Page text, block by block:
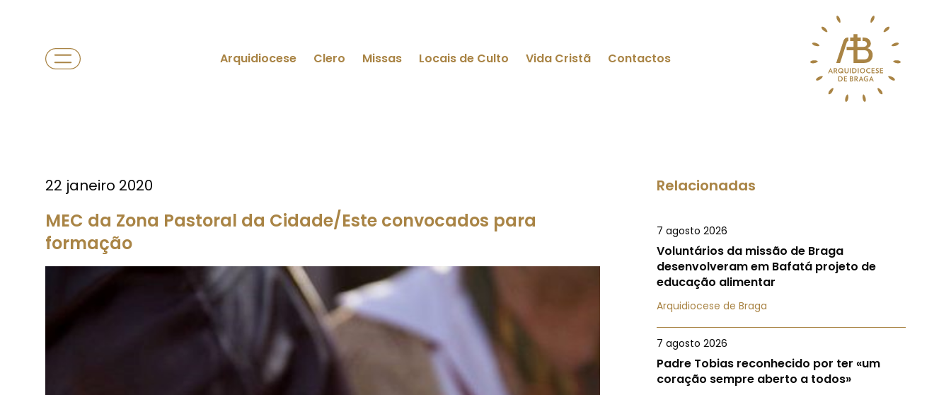
Arquidiocese Clero Missas Locais de Culto Vida Cristã Contactos
22 janeiro 2020
MEC da Zona Pastoral da Cidade/Este convocados para
formação
Relacionadas
7 agosto 2026
Voluntários da missão de Braga
desenvolveram em Bafatá projeto de
educação alimentar
Arquidiocese de Braga
7 agosto 2026
Padre Tobias reconhecido por ter «um
coração sempre aberto a todos»